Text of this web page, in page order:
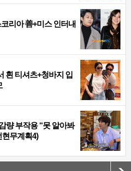
코리아 善+미스 인터내
흰 티셔츠+청바지 입
량 부작용 “못 알아봐
현무계획4)